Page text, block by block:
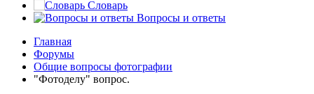
Словарь
Вопросы и ответы
Главная
Форумы
Общие вопросы фотографии
"Фотоделу" вопрос.